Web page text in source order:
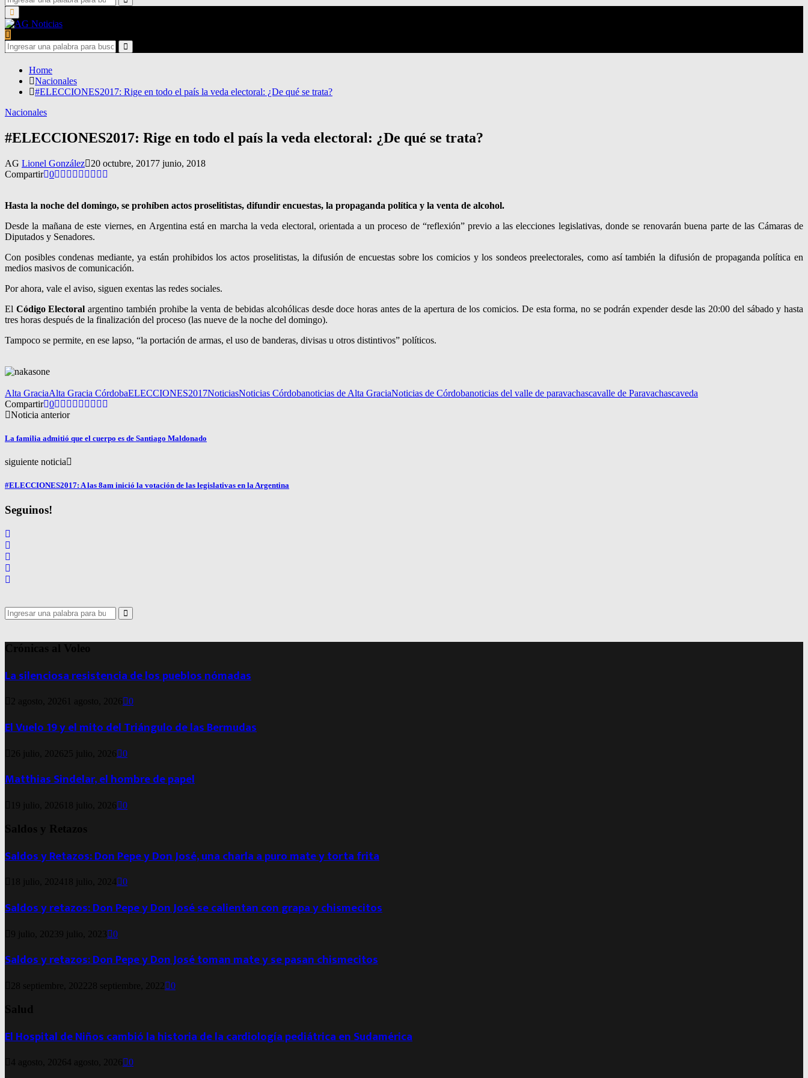
for:
Search
Primary
Menu
Search
for:
Search
Home
Nacionales
#ELECCIONES2017: Rige en todo el país la veda electoral: ¿De qué se trata?
Nacionales
#ELECCIONES2017: Rige en todo el país la veda electoral: ¿De qué se trata?
AG Lionel González 20 octubre, 20177 junio, 2018
Compartir 0
Hasta la noche del domingo, se prohíben actos proselitistas, difundir encuestas, la propaganda política y la venta de alcohol.
Desde la mañana de este viernes, en Argentina está en marcha la veda electoral, orientada a un proceso de “reflexión” previo a las elecciones legislativas, donde se renovarán buena parte de las Cámaras de
Diputados y Senadores.
Con posibles condenas mediante, ya están prohibidos los actos proselitistas, la difusión de encuestas sobre los comicios y los sondeos preelectorales, como así también la difusión de propaganda política en
medios masivos de comunicación.
Por ahora, vale el aviso, siguen exentas las redes sociales.
El Código Electoral argentino también prohibe la venta de bebidas alcohólicas desde doce horas antes de la apertura de los comicios. De esta forma, no se podrán expender desde las 20:00 del sábado y hasta
tres horas después de la finalización del proceso (las nueve de la noche del domingo).
Tampoco se permite, en ese lapso, “la portación de armas, el uso de banderas, divisas u otros distintivos” políticos.
Alta GraciaAlta Gracia CórdobaELECCIONES2017NoticiasNoticias Córdobanoticias de Alta GraciaNoticias de Córdobanoticias del valle de paravachascavalle de Paravachascaveda
Compartir 0
Noticia anterior
La familia admitió que el cuerpo es de Santiago Maldonado
siguiente noticia
#ELECCIONES2017: A las 8am inició la votación de las legislativas en la Argentina
Seguinos!
Search
for:
Search
Crónicas al Voleo
La silenciosa resistencia de los pueblos nómadas
2 agosto, 2026 1 agosto, 2026 0
El Vuelo 19 y el mito del Triángulo de las Bermudas
26 julio, 2026 25 julio, 2026 0
Matthias Sindelar, el hombre de papel
19 julio, 2026 18 julio, 2026 0
Saldos y Retazos
Saldos y Retazos: Don Pepe y Don José, una charla a puro mate y torta frita
18 julio, 2024 18 julio, 2024 0
Saldos y retazos: Don Pepe y Don José se calientan con grapa y chismecitos
9 julio, 20239 julio, 2023 0
Saldos y retazos: Don Pepe y Don José toman mate y se pasan chismecitos
28 septiembre, 2022 28 septiembre, 2022 0
Salud
El Hospital de Niños cambió la historia de la cardiología pediátrica en Sudamérica
4 agosto, 20264 agosto, 2026 0